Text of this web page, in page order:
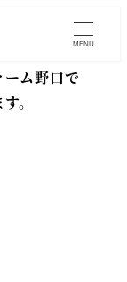
MENU
ム野口で
。